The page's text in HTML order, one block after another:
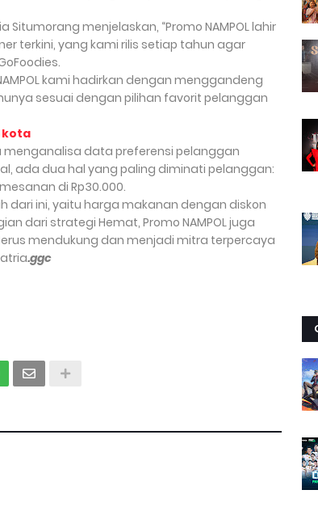
Situmorang menjelaskan, “Promo NAMPOL lahir
terkini, yang kami rilis setiap tahun agar
kami hadirkan dengan menggandeng
sesuai dengan pilihan favorit pelanggan
kota
menganalisa data preferensi pelanggan
ada dua hal yang paling diminati pelanggan:
di Rp30.000.
dari ini, yaitu harga makanan dengan diskon
dari strategi Hemat, Promo NAMPOL juga
mendukung dan menjadi mitra terpercaya
.ggc